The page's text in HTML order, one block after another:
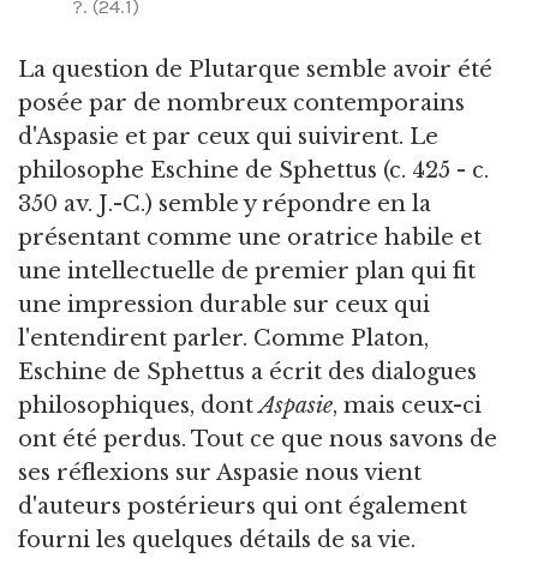
?. (24.1)
La question de Plutarque semble avoir été
posée par de nombreux contemporains
d'Aspasie et par ceux qui suivirent. Le
philosophe Eschine de Sphettus (c. 425 - c.
350 av. J.-C.) semble y répondre en la
présentant comme une oratrice habile et
une intellectuelle de premier plan qui fit
une impression durable sur ceux qui
l'entendirent parler. Comme Platon,
Eschine de Sphettus a écrit des dialogues
philosophiques, dontAspasie, mais ceux-ci
ont été perdus. Tout ce que nous savons de
ses réflexions sur Aspasie nous vient
d'auteurs postérieurs qui ont également
fourni les quelques détails de sa vie.